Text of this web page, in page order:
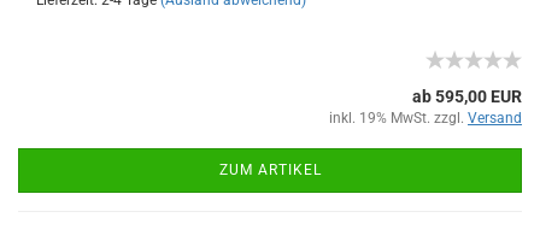
ab 595,00 EUR
inkl. 19% MwSt. zzgl. Versand
ZUM ARTIKEL